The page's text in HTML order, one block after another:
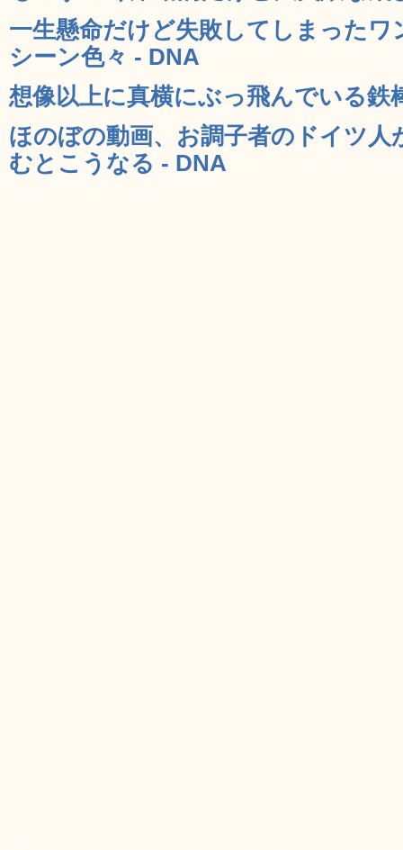
一生懸命だけど失敗してしまった
シーン色々 - DNA
想像以上に真横にぶっ飛んでいる鉄
ほのぼの動画、お調子者のドイツ人
むとこうなる - DNA